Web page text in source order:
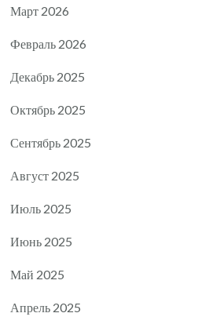
Март 2026
Февраль 2026
Декабрь 2025
Октябрь 2025
Сентябрь 2025
Август 2025
Июль 2025
Июнь 2025
Май 2025
Апрель 2025